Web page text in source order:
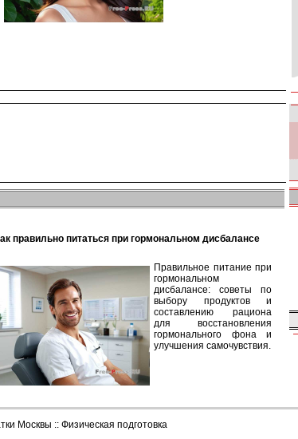
Как правильно питаться при гормональном дисбалансе
Правильное питание при
гормональном
дисбалансе: советы по
выбору продуктов и
составлению рациона
для восстановления
гормонального фона и
улучшения самочувствия.
Москвы :: Физическая подготовка